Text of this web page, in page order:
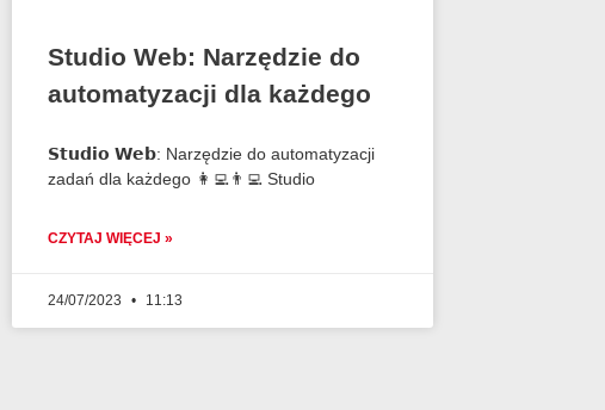
Studio Web: Narzędzie do
automatyzacji dla każdego
𝗦𝘁𝘂𝗱𝗶𝗼 𝗪𝗲𝗯: Narzędzie do automatyzacji
zadań dla każdego 👩‍💻👨‍💻 Studio
CZYTAJ WIĘCEJ »
24/07/2023 11:13